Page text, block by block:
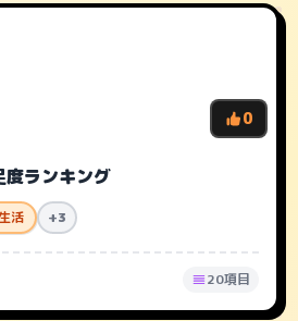
0
度ランキング
活 +3
20項目